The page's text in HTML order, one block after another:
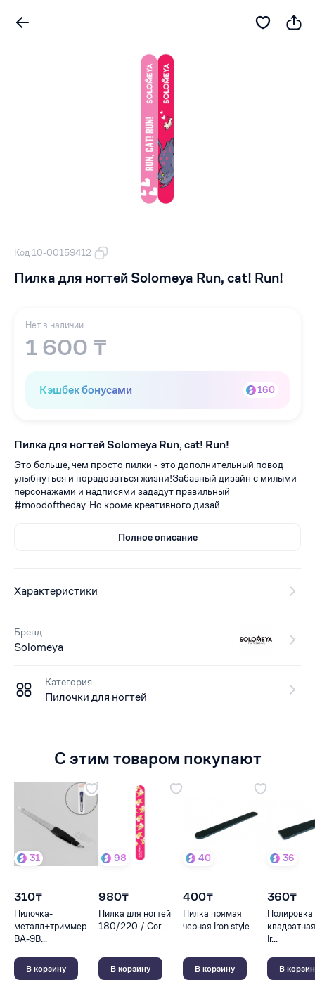
Код 10-00159412
Пилка для ногтей Solomeya Run, cat! Run!
Нет в наличии
1 600 ₸
Кэшбек бонусами 160
Пилка для ногтей Solomeya Run, cat! Run!
Это больше, чем просто пилки - это дополнительный повод
улыбнуться и порадоваться жизни!Забавный дизайн с милыми
персонажами и надписями зададут правильный
#moodoftheday. Но кроме креативного дизай...
Полное описание
Характеристики
Бренд
Solomeya
Категория
Пилочки для ногтей
С этим товаром покупают
31
310₸
Пилочка-
металл+триммер
BA-9B...
В корзину
98
980₸
Пилка для ногтей
180/220 / Cor...
В корзину
40
400₸
Пилка прямая
черная Iron style...
В корзину
36
360₸
Полировка
Ir...
В